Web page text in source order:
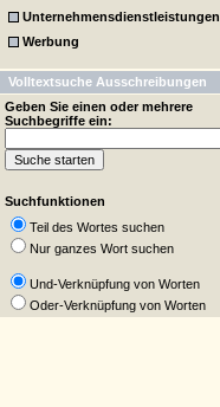
Unternehmensdienstleistungen
Werbung
Volltextsuche Ausschreibungen
Geben Sie einen oder mehrere
Suchbegriffe ein:
Suchfunktionen
Teil des Wortes suchen
Nur ganzes Wort suchen
Und-Verknüpfung von Worten
Oder-Verknüpfung von Worten